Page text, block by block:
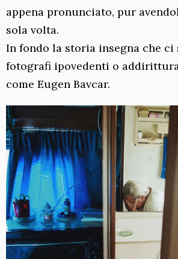
appena pronunciato, pur
sola volta.
In fondo la storia insegna che ci
fotografi ipovedenti o
come Eugen Bavcar.